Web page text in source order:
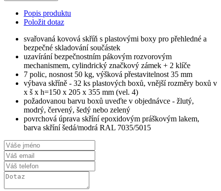
Popis produktu
Položit dotaz
svařovaná kovová skříň s plastovými boxy pro přehledné a
bezpečné skladování součástek
uzavírání bezpečnostním pákovým rozvorovým
mechanismem, cylindrický značkový zámek + 2 klíče
7 polic, nosnost 50 kg, výšková přestavitelnost 35 mm
výbava skříně - 32 ks plastových boxů, vnější rozměry boxů v
x š x h=150 x 205 x 355 mm (vel. 4)
požadovanou barvu boxů uveďte v objednávce - žlutý,
modrý, červený, šedý nebo zelený
povrchová úprava skříní epoxidovým práškovým lakem,
barva skříní šedá/modrá RAL 7035/5015